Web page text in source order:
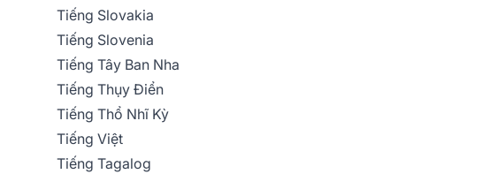
Tiếng Slovakia
Tiếng Slovenia
Tiếng Tây Ban Nha
Tiếng Thụy Điển
Tiếng Thổ Nhĩ Kỳ
Tiếng Việt
Tiếng Tagalog